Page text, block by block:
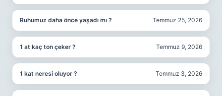
Ruhumuz daha önce yaşadı mı ? Temmuz 25, 2026
1 at kaç ton çeker ? Temmuz 9, 2026
1 kat neresi oluyor ? Temmuz 3, 2026